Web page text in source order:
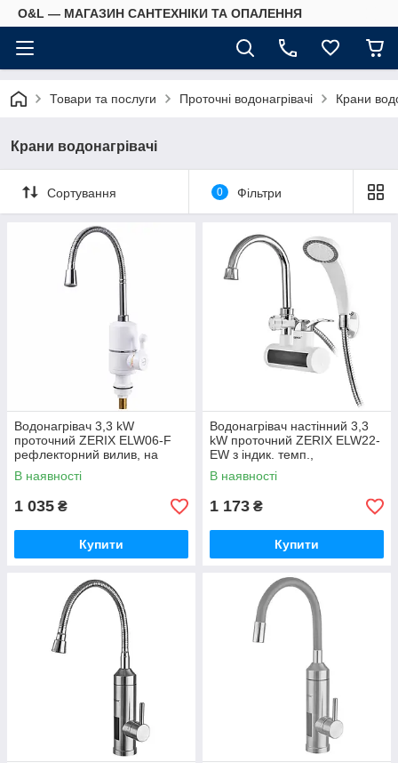
O&L — МАГАЗИН САНТЕХНІКИ ТА ОПАЛЕННЯ
Товари та послуги Проточні водонагрівачі Крани
Крани водонагрівачі
Сортування 0 Фільтри
Водонагрівач 3,3 kW
проточний ZERIX ELW06-F
рефлекторний вилив, на
мийку (ZX4772)
В наявності
1 035 ₴
Купити
Водонагрівач настінний 3,3
kW проточний ZERIX ELW22-
EW з індик. темп.,
рефлекторний вилив (зі
шлангом та лійкою) (ZX4934)
В наявності
1 173 ₴
Купити